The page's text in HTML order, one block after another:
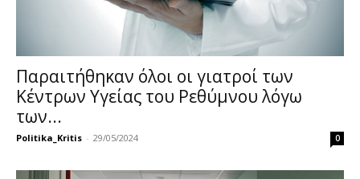
Παραιτήθηκαν όλοι οι γιατροί των
Κέντρων Υγείας του Ρεθύμνου λόγω
των...
Politika_Kritis - 29/05/2024 0